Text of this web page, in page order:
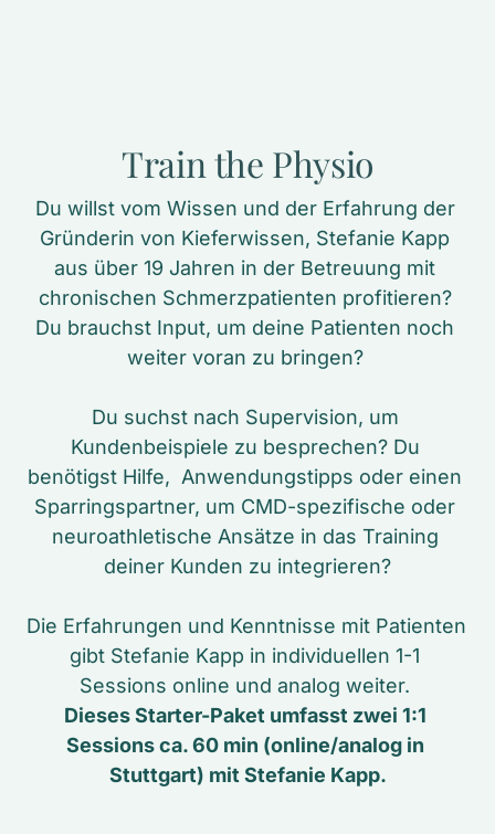
Train the Physio
Du willst vom Wissen und der Erfahrung der
Gründerin von Kieferwissen, Stefanie Kapp
aus über 19 Jahren in der Betreuung mit
chronischen Schmerzpatienten profitieren?
Du brauchst Input, um deine Patienten noch
weiter voran zu bringen?
Du suchst nach Supervision, um
Kundenbeispiele zu besprechen? Du
benötigst Hilfe,  Anwendungstipps oder einen
Sparringspartner, um CMD-spezifische oder
neuroathletische Ansätze in das Training
deiner Kunden zu integrieren?
Die Erfahrungen und Kenntnisse mit Patienten
gibt Stefanie Kapp in individuellen 1-1
Dieses Starter-Paket umfasst zwei 1:1
Sessions ca. 60 min (online/analog in
Stuttgart) mit Stefanie Kapp.